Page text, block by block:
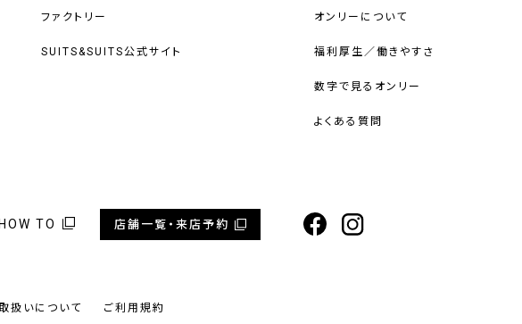
ファクトリー
SUITS&SUITS公式サイト
オンリーについて
福利厚生／働きやすさ
数字で見るオンリー
よくある質問
HOW TO 店舗一覧・来店予約
扱いについて ご利用規約